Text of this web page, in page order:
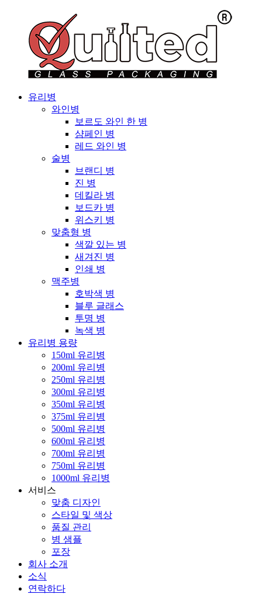
유리병
와인병
보르도 와인 한 병
샴페인 병
레드 와인 병
술병
브랜디 병
진 병
데킬라 병
보드카 병
위스키 병
맞춤형 병
색깔 있는 병
새겨진 병
인쇄 병
맥주병
호박색 병
블루 글래스
투명 병
녹색 병
유리병 용량
150ml 유리병
200ml 유리병
250ml 유리병
300ml 유리병
350ml 유리병
375ml 유리병
500ml 유리병
600ml 유리병
700ml 유리병
750ml 유리병
1000ml 유리병
서비스
맞춤 디자인
스타일 및 색상
품질 관리
병 샘플
포장
회사 소개
소식
연락하다